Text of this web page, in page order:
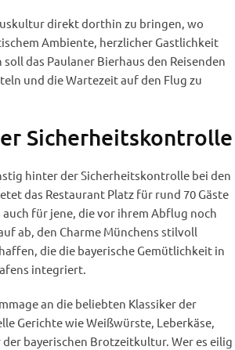
direkt dorthin zu bringen, wo
Ambiente, herzlicher Gastlichkeit
das Paulaner Bierhaus den Reisenden
und die Wartezeit auf den Flug zu
Sicherheitskontrolle
hinter der Sicherheitskontrolle bei den
das Restaurant Platz für rund 70 Gäste
für jene, die vor ihrem Abflug noch
ab, den Charme Münchens stilvoll
die die bayerische Gemütlichkeit in
integriert.
an die beliebten Klassiker der
Gerichte wie Weißwürste, Leberkäse,
bayerischen Brotzeitkultur. Wer es eilig